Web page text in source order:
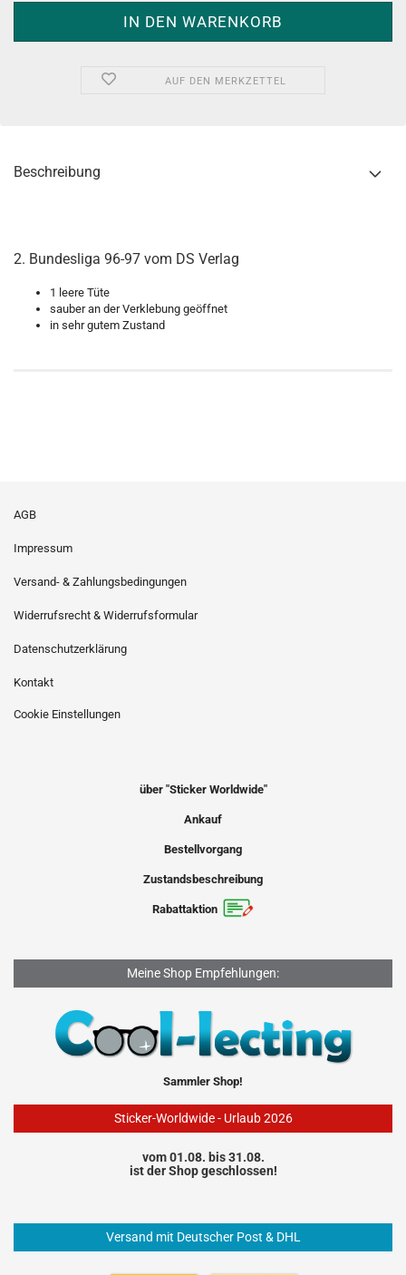
AUF DEN MERKZETTEL
Beschreibung
2. Bundesliga 96-97 vom DS Verlag
1 leere Tüte
sauber an der Verklebung geöffnet
in sehr gutem Zustand
AGB
Impressum
Versand- & Zahlungsbedingungen
Widerrufsrecht & Widerrufsformular
Datenschutzerklärung
Kontakt
Cookie Einstellungen
über "Sticker Worldwide"
Ankauf
Bestellvorgang
Zustandsbeschreibung
Rabattaktion
Meine Shop Empfehlungen:
Sammler Shop!
Sticker-Worldwide - Urlaub 2026
vom 01.08. bis 31.08.
ist der Shop geschlossen!
Versand mit Deutscher Post & DHL